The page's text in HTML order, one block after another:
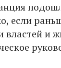
если
властей и